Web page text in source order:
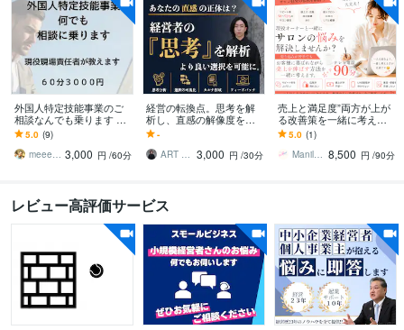
外国人特定技能事業のご
相談なんでも乗ります 立
ち上げ段階から課題解決
まで、現役事業責任者が
解決します！
5.0 (9)
meeet310 3,000 円 /60分
経営の転換点。思考を解
析し、直感の解像度を高
めます 自分の判断を地図
のように俯瞰する。全体
像を捉え直す機会を。
-
ART BASE｜思考解析｜齋藤 友樹 3,000 円 /30分
売上と満足度”両方が上が
る改善策を一緒に考えま
す 売り込みが苦手でも、
お客様に喜ばれながら売
上UPを目指します
5.0 (1)
Manil_Design 8,500 円 /90分
レビュー高評価サービス